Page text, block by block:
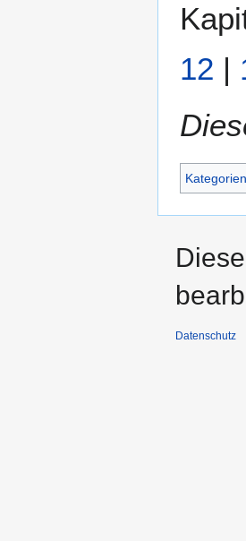
12 |
Kategorien
Datenschutz